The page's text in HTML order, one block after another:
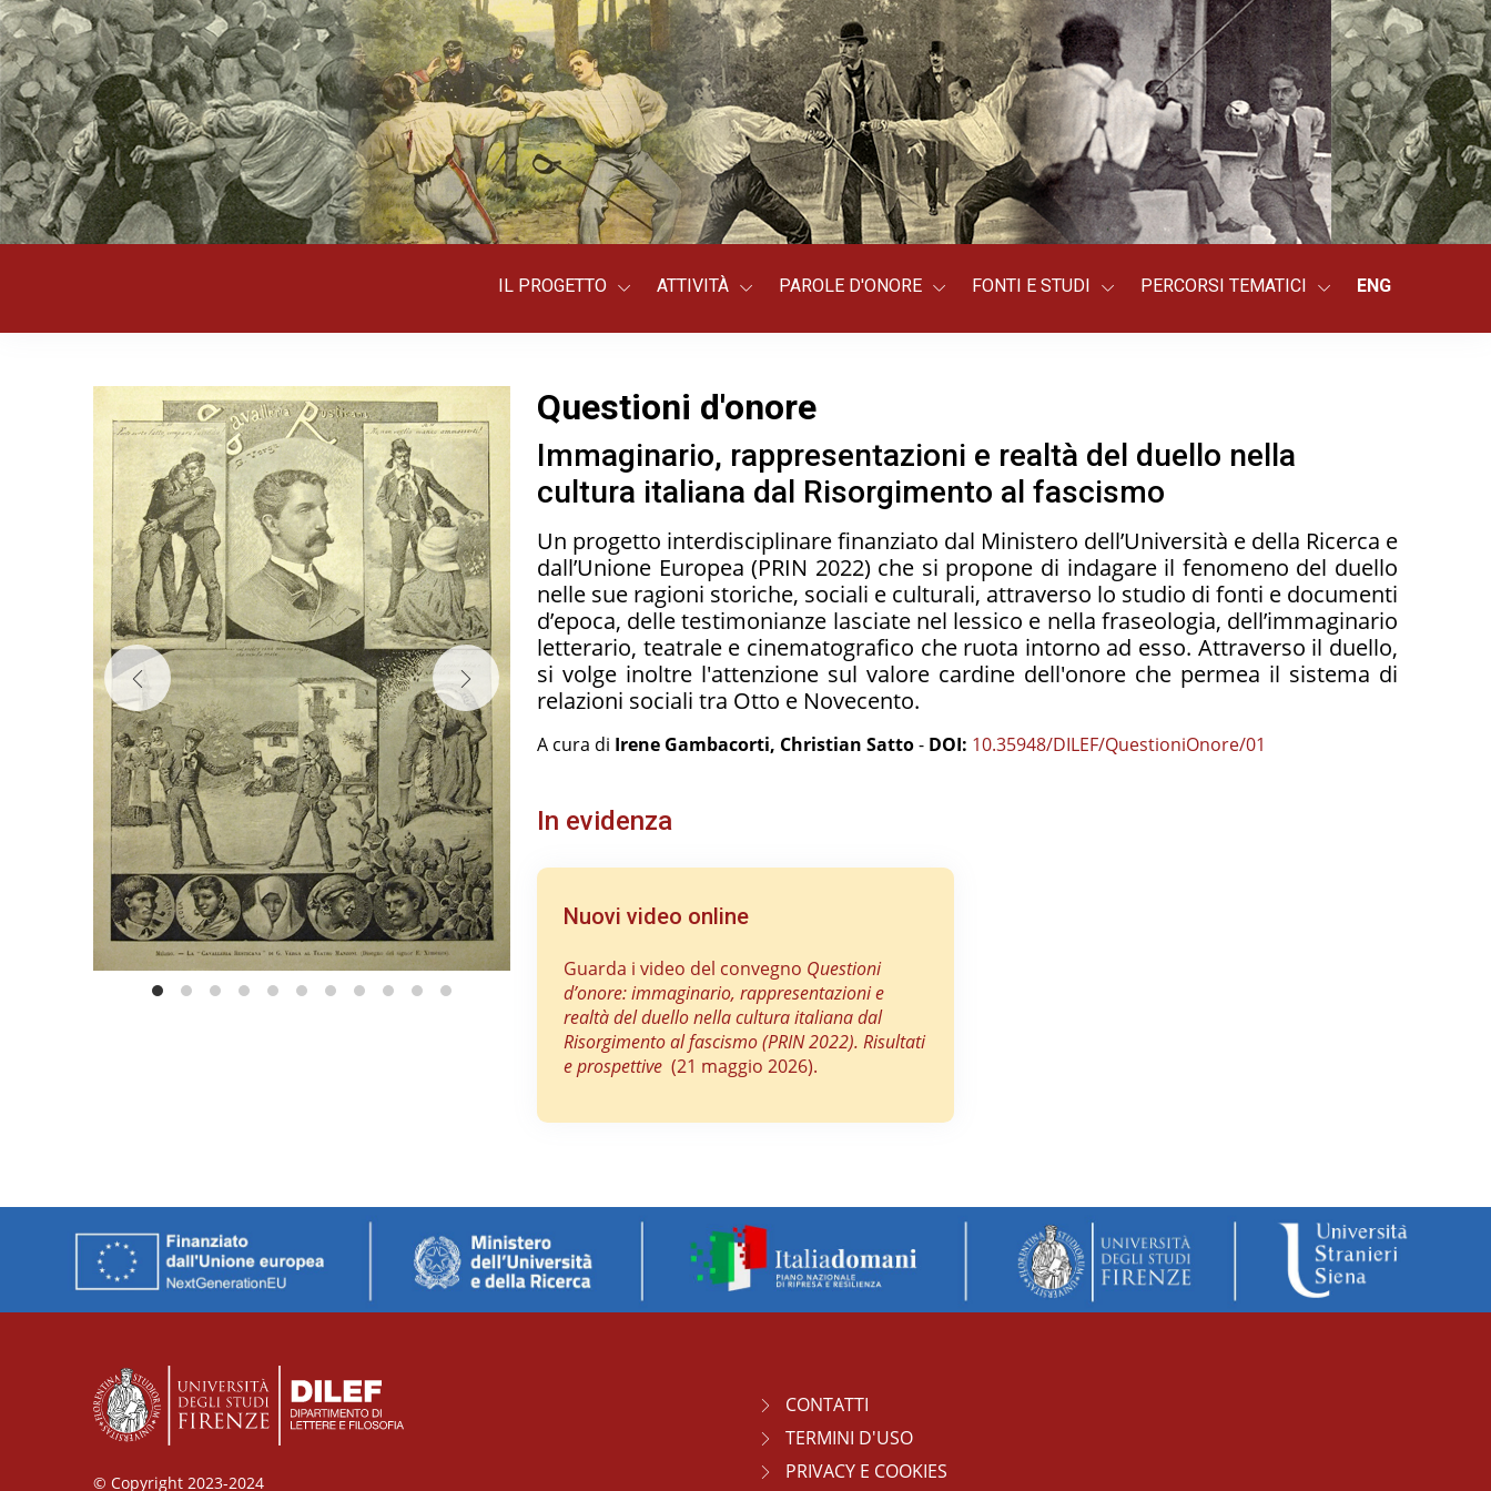
IL PROGETTO ATTIVITÀ PAROLE D'ONORE FONTI E STUDI PERCORSI TEMATICI ENG
Questioni d'onore
Immaginario, rappresentazioni e realtà del duello nella
cultura italiana dal Risorgimento al fascismo
Un progetto interdisciplinare finanziato dal Ministero dell’Università e della Ricerca e
dall’Unione Europea (PRIN 2022) che si propone di indagare il fenomeno del duello
nelle sue ragioni storiche, sociali e culturali, attraverso lo studio di fonti e documenti
d’epoca, delle testimonianze lasciate nel lessico e nella fraseologia, dell’immaginario
letterario, teatrale e cinematografico che ruota intorno ad esso. Attraverso il duello,
si volge inoltre l'attenzione sul valore cardine dell'onore che permea il sistema di
relazioni sociali tra Otto e Novecento.
A cura di Irene Gambacorti, Christian Satto- DOI: 10.35948/DILEF/QuestioniOnore/01
In evidenza
Nuovi video online
Guarda i video del convegno Questioni
d’onore: immaginario, rappresentazioni e
realtà del duello nella cultura italiana dal
Risorgimento al fascismo (PRIN 2022). Risultati
e prospettive(21 maggio 2026).
© Copyright 2023-2024
CONTATTI
TERMINI D'USO
PRIVACY E COOKIES